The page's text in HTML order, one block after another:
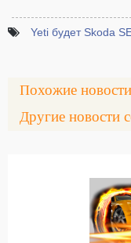
Yeti будет Skoda
Похожие новости
Другие новости